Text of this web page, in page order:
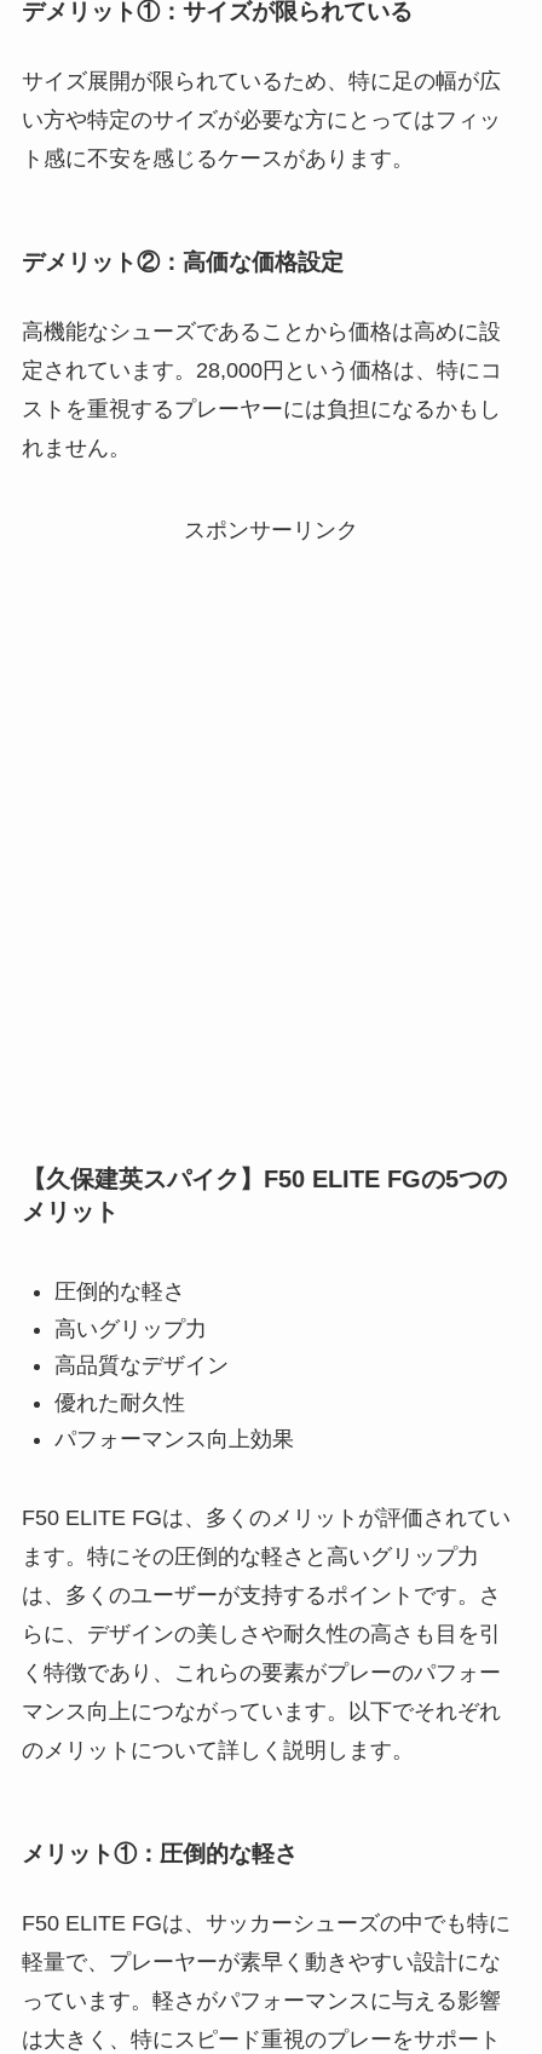
デメリット①：サイズが限られている
サイズ展開が限られているため、特に足の幅が広
い方や特定のサイズが必要な方にとってはフィッ
ト感に不安を感じるケースがあります。
デメリット②：高価な価格設定
高機能なシューズであることから価格は高めに設
定されています。28,000円という価格は、特にコ
ストを重視するプレーヤーには負担になるかもし
れません。
スポンサーリンク
【久保建英スパイク】F50 ELITE FGの5つの
メリット
圧倒的な軽さ
高いグリップ力
高品質なデザイン
優れた耐久性
パフォーマンス向上効果
F50 ELITE FGは、多くのメリットが評価されてい
ます。特にその圧倒的な軽さと高いグリップ力
は、多くのユーザーが支持するポイントです。さ
らに、デザインの美しさや耐久性の高さも目を引
く特徴であり、これらの要素がプレーのパフォー
マンス向上につながっています。以下でそれぞれ
のメリットについて詳しく説明します。
メリット①：圧倒的な軽さ
F50 ELITE FGは、サッカーシューズの中でも特に
軽量で、プレーヤーが素早く動きやすい設計にな
っています。軽さがパフォーマンスに与える影響
は大きく、特にスピード重視のプレーをサポート